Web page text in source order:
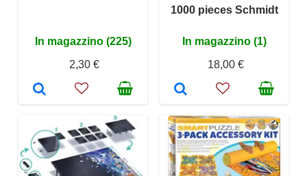
In magazzino (225)
2,30 €
1000 pieces Schmidt
In magazzino (1)
18,00 €